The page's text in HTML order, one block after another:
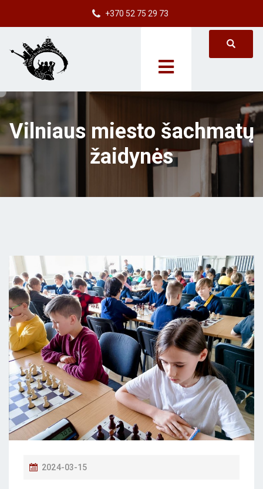
+370 52 75 29 73
Vilniaus miesto šachmatų
žaidynės
P
2024-03-15